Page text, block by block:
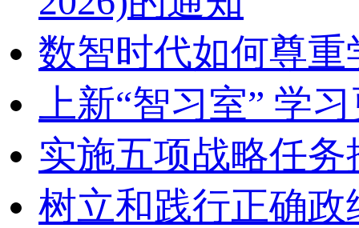
数智时代如何尊重
上新“智习室” 学
实施五项战略任
树立和践行正确